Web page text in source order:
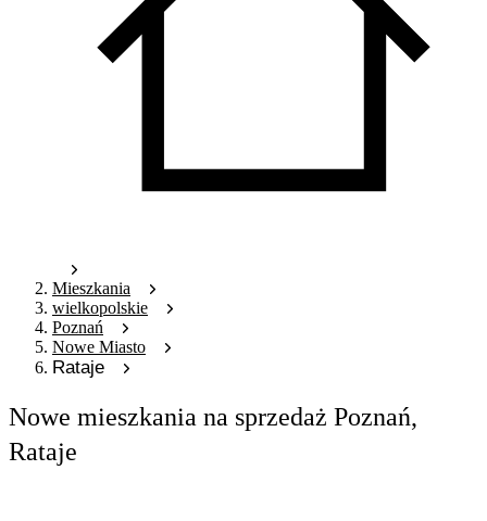
Mieszkania
wielkopolskie
Poznań
Nowe Miasto
Rataje
Nowe mieszkania na sprzedaż Poznań,
Rataje